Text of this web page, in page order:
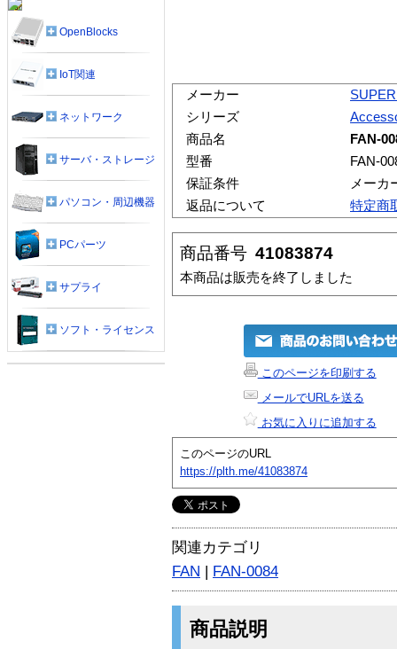
メーカー
シリーズ
商品名
FAN-
型番
FAN-
保証条件
メーカ
返品について
特定商
商品番号 41083874
本商品は販売を終了しました
このページを印刷する
メールでURLを送る
お気に入りに追加する
このページのURL
https://plth.me/41083874
関連カテゴリ
FAN | FAN-0084
商品説明
OpenBlocks
IoT関連
ネットワーク
サーバ・ストレージ
パソコン・周辺機器
PCパーツ
サプライ
ソフト・ライセンス